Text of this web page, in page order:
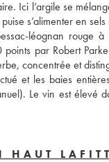
Ici l’argile se
léognan
par Robert
concentrée et
et les baies
Le vin est
HAUT